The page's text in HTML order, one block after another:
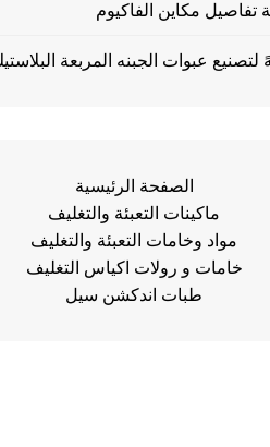
تفاصيل مكاين الفاكيوم
لتصنيع عبوات الجبنه المربعة
الصفحة الرئيسية
ماكينات التعبئة والتغليف
مواد وخامات التعبئة والتغليف
خامات و رولات اكياس التغليف
طبات اندكشن سيل